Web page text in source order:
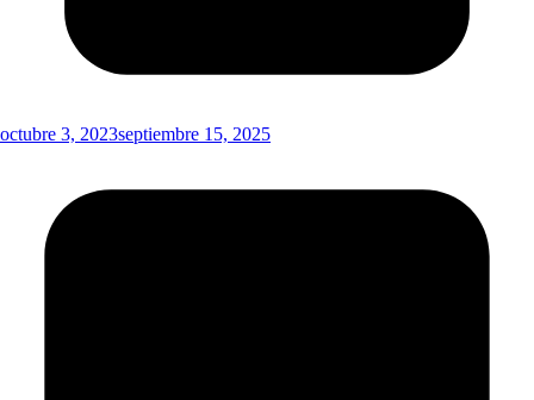
octubre 3, 2023septiembre 15, 2025